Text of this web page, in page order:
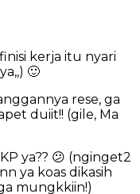
kerja itu nyari
🙂
rese, ga
duiit!! (gile, Ma
ya?? 😕 (nginget2
ya koas dikasih
mungkkiin!)